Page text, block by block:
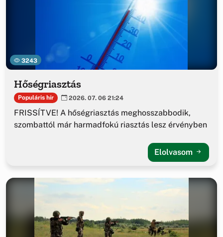
3243
Hőségriasztás
Populáris hír 2026. 07. 06 21:24
FRISSÍTVE! A hőségriasztás meghosszabbodik,
szombattól már harmadfokú riasztás lesz érvényben
Elolvasom